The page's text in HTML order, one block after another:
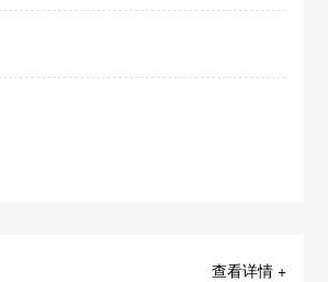
查看详情 +